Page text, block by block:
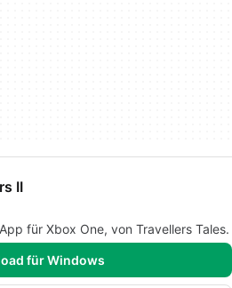
II
für Xbox One, von Travellers Tales.
für Windows